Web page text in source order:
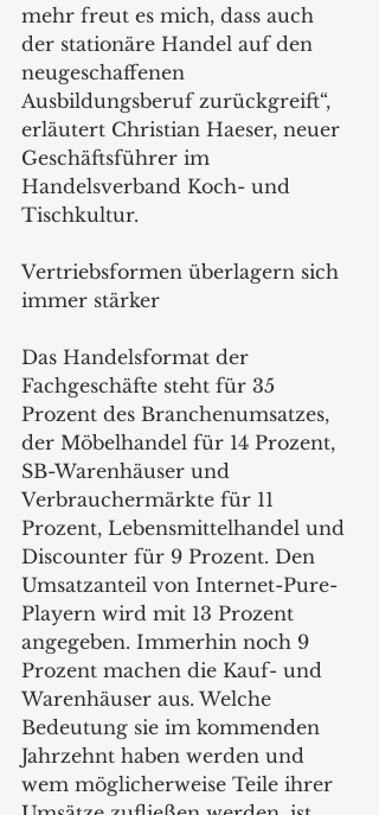
mehr freut es mich, dass auch
der stationäre Handel auf den
neugeschaffenen
Ausbildungsberuf zurückgreift“,
erläutert Christian Haeser, neuer
Geschäftsführer im
Handelsverband Koch- und
Tischkultur.
Vertriebsformen überlagern sich
immer stärker
Das Handelsformat der
Fachgeschäfte steht für 35
Prozent des Branchenumsatzes,
der Möbelhandel für 14 Prozent,
SB-Warenhäuser und
Verbrauchermärkte für 11
Prozent, Lebensmittelhandel und
Discounter für 9 Prozent. Den
Umsatzanteil von Internet-Pure-
Playern wird mit 13 Prozent
angegeben. Immerhin noch 9
Prozent machen die Kauf- und
Warenhäuser aus. Welche
Bedeutung sie im kommenden
Jahrzehnt haben werden und
wem möglicherweise Teile ihrer